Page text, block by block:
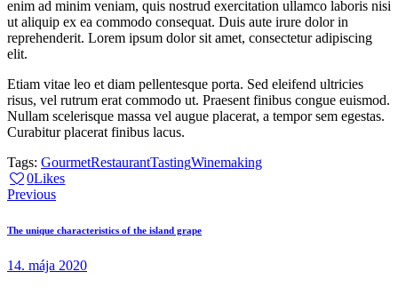
enim ad minim veniam, quis nostrud exercitation ullamco laboris nisi
ut aliquip ex ea commodo consequat. Duis aute irure dolor in
reprehenderit. Lorem ipsum dolor sit amet, consectetur adipiscing
elit.
Etiam vitae leo et diam pellentesque porta. Sed eleifend ultricies
risus, vel rutrum erat commodo ut. Praesent finibus congue euismod.
Nullam scelerisque massa vel augue placerat, a tempor sem egestas.
Curabitur placerat finibus lacus.
Tags: GourmetRestaurantTastingWinemaking
0LikesTwitter-
Facebook
Share-
Copy
clipboard
Navigácia
v
Previous
The unique characteristics of the island grape
14. mája 2020